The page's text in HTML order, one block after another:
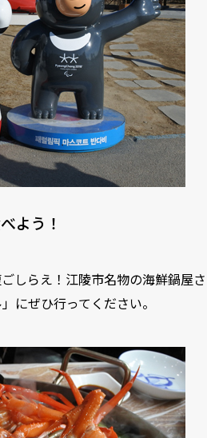
よう！
しらえ！江陵市名物の海鮮鍋屋さ
にぜひ行ってください。